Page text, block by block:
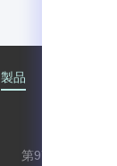
製品
第97昌平の道、